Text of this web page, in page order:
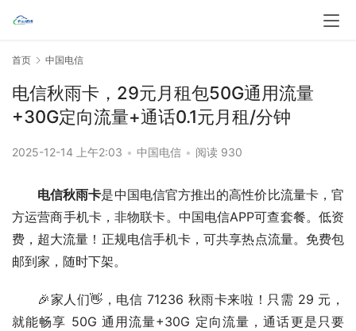
首页 中国电信
电信秋雨卡，29元月租包50G通用流量
+30G定向流量+通话0.1元月租/分钟
2025-12-14 上午2:03 • 中国电信 • 阅读 930
电信秋雨卡是中国电信官方推出的高性价比流量卡，官
方运营商手机卡，非物联卡。中国电信APP可查套餐。低资
费，超大流量！正规电信手机卡，可共享热点流量。免费包
邮到家，随时下架。
🎉家人们👋，电信 71236 秋雨卡来啦！只需 29 元，
就能畅享 50G 通用流量+30G 定向流量，通话更是只要